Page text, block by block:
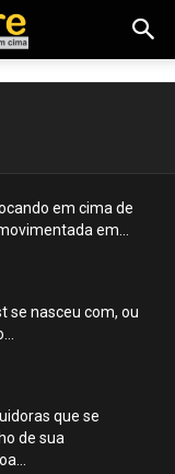
em cima de
em...
se nasceu com, ou
que se
de sua